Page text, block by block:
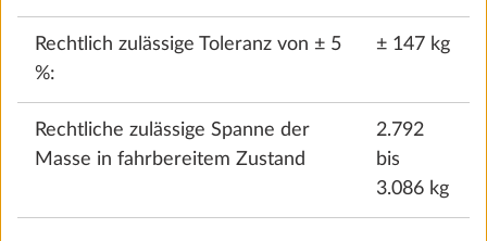
inklusive der gesetzlichen Mehrwertsteuer.
Änderungen in Konstruktion und Ausstattung sowie
Technische Daten
Rechtlich zulässige Toleranz von ± 5
%:
± 147 kg
Rechtliche zulässige Spanne der
Masse in fahrbereitem Zustand
2.792
bis
3.086 kg